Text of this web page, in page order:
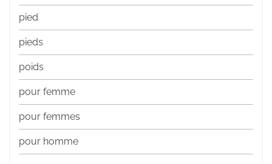
pied
pieds
poids
pour femme
pour femmes
pour homme